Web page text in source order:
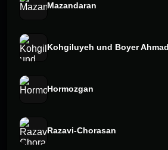
Mazandaran
Kohgiluyeh und Boyer Ahmad
Hormozgan
Razavi-Chorasan